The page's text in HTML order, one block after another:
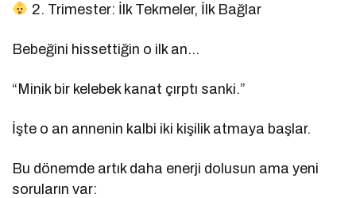
2. Trimester: İlk Tekmeler, İlk Bağlar
Bebeğini hissettiğin o ilk an…
“Minik bir kelebek kanat çırptı sanki.”
İşte o an annenin kalbi iki kişilik atmaya başlar.
Bu dönemde artık daha enerji dolusun ama yeni
soruların var: